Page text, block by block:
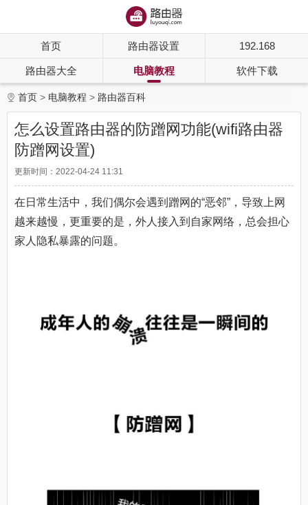
首页 路由器设置 192.168
路由器大全 电脑教程 软件下载
首页 电脑教程 路由器百科
怎么设置路由器的防蹭网功能(wifi路由器
防蹭网设置)
更新时间：2022-04-24 11:31
在日常生活中，我们偶尔会遇到蹭网的“恶邻”，导致上网
越来越慢，更重要的是，外人接入到自家网络，总会担心
家人隐私暴露的问题。